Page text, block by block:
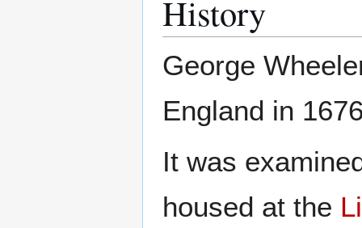
History
George
England in
It was
housed at the